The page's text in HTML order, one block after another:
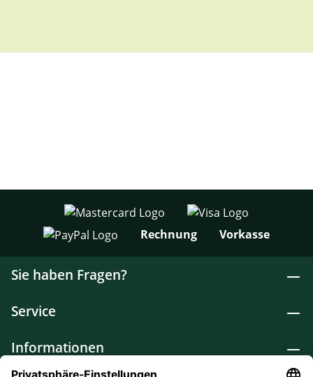
Rechnung Vorkasse
Sie haben Fragen?
Service
Informationen